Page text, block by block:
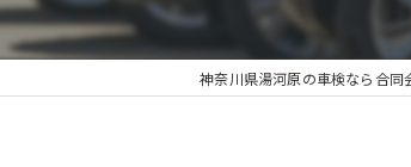
神奈川県湯河原の車検なら合同